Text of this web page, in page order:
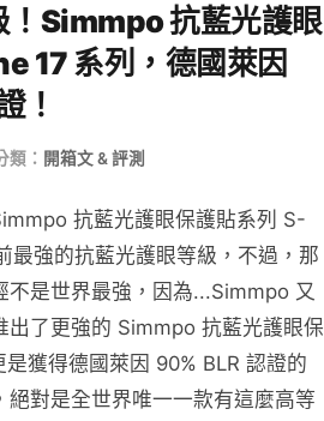
！Simmpo 抗藍光護眼
17 系列，德國萊因
！
類： 開箱文 & 評測
抗藍光護眼保護貼系列 S-
最強的抗藍光護眼等級，不過，那
不是世界最強，因為...Simmpo 又
出了更強的 Simmpo 抗藍光護眼保
獲得德國萊因 90% BLR 認證的
絕對是全世界唯一一款有這麼高等